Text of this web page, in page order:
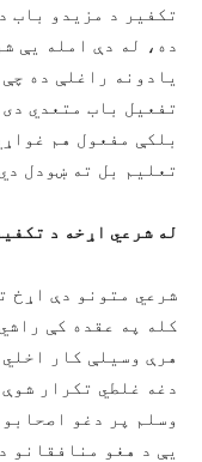
تکفیر د مزیدو باب
ده، له دې امله يې
یادونه راغلې ده
تفعیل باب متعدي
بلکې مفعول هم
تعلیم بل ته ښودل
له شرعي اړخه د
شرعي متونو دې اړخ
کله په عقده کې
هرې وسیلې کار
دغه غلطي تکرار
وسلم پر دغو
يې د هغو منافقانو